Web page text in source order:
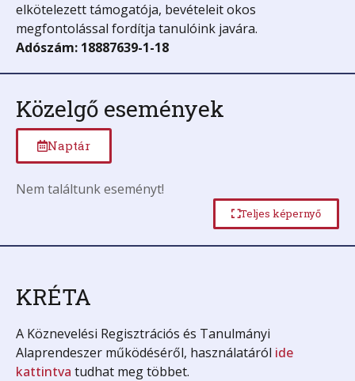
elkötelezett támogatója, bevételeit okos
megfontolással fordítja tanulóink javára.
Adószám: 18887639-1-18
Közelgő események
Naptár
Nem találtunk eseményt!
Teljes képernyő
KRÉTA
A Köznevelési Regisztrációs és Tanulmányi
Alaprendeszer működéséről, használatáról ide
kattintva tudhat meg többet.